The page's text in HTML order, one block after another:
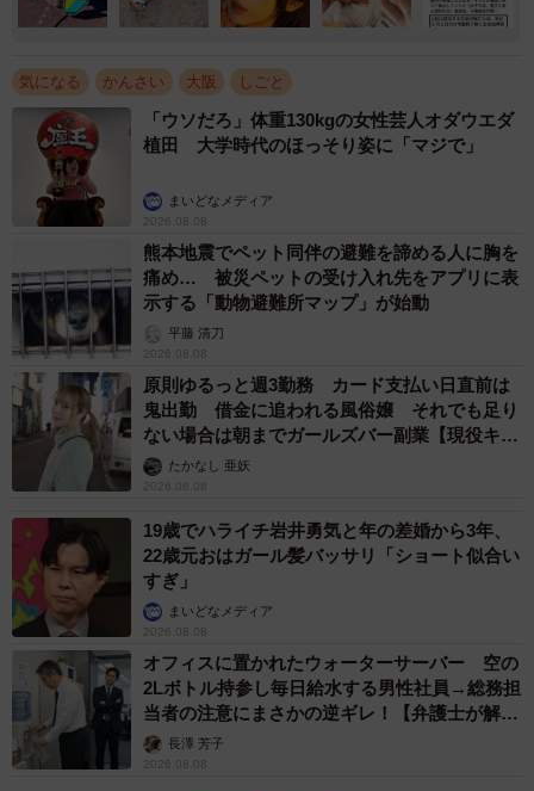
気になる かんさい 大阪 しごと
「ウソだろ」体重130kgの女性芸人オダウエダ
植田 大学時代のほっそり姿に「マジで」
まいどなメディア
2026.08.08
熊本地震でペット同伴の避難を諦める人に胸を
痛め… 被災ペットの受け入れ先をアプリに表
示する「動物避難所マップ」が始動
平藤 清刀
2026.08.08
原則ゆるっと週3勤務 カード支払い日直前は
鬼出勤 借金に追われる風俗嬢 それでも足り
ない場合は朝までガールズバー副業【現役キャ
ストに取材】
たかなし 亜妖
2026.08.08
19歳でハライチ岩井勇気と年の差婚から3年、
22歳元おはガール髪バッサリ「ショート似合い
すぎ」
まいどなメディア
2026.08.08
オフィスに置かれたウォーターサーバー 空の
2Lボトル持参し毎日給水する男性社員→総務担
当者の注意にまさかの逆ギレ！【弁護士が解
説】長澤 芳子
2026.08.08